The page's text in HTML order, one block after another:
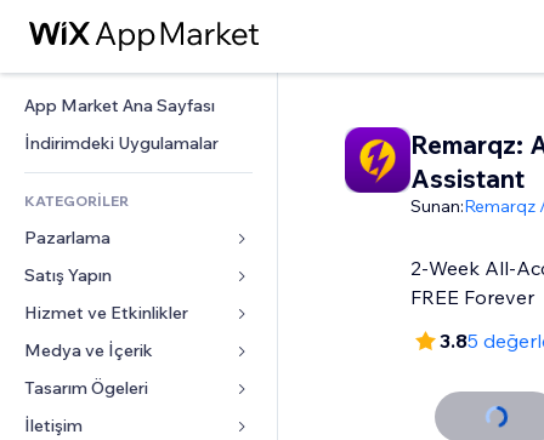
App Market Ana Sayfası
İndirimdeki Uygulamalar
KATEGORİLER
Pazarlama
Reklamlar
Mobil
Site Analizleri
Sosyal Ağ
Satış Yapın
Mağazalar için uygulamalar
Gönderim ve Teslimat
Satış Düğmeleri
Hizmet ve Etkinlikler
Oteller
Etkinlikler
Restoranlar
Medya ve İçerik
Galeri
Müzik
Tasarım Ögeleri
Haritalar ve Navigasyon
Remarqz:
Assistant
Sunan:Remarqz
2-Week All-
FREE Forever
3.85